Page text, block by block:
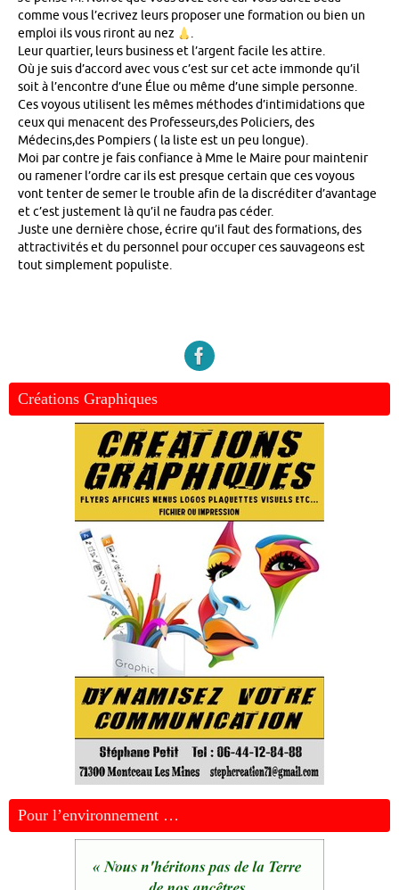
comme vous l’ecrivez leurs proposer une formation ou bien un
emploi ils vous riront au nez
.
Leur quartier, leurs business et l’argent facile les attire.
Où je suis d’accord avec vous c’est sur cet acte immonde qu’il
soit à l’encontre d’une Élue ou même d’une simple personne.
Ces voyous utilisent les mêmes méthodes d’intimidations que
ceux qui menacent des Professeurs,des Policiers, des
Médecins,des Pompiers ( la liste est un peu longue).
Moi par contre je fais confiance à Mme le Maire pour maintenir
ou ramener l’ordre car ils est presque certain que ces voyous
vont tenter de semer le trouble afin de la discréditer d’avantage
et c’est justement là qu’il ne faudra pas céder.
Juste une dernière chose, écrire qu’il faut des formations, des
attractivités et du personnel pour occuper ces sauvageons est
tout simplement populiste.
Créations Graphiques
Pour l’environnement …